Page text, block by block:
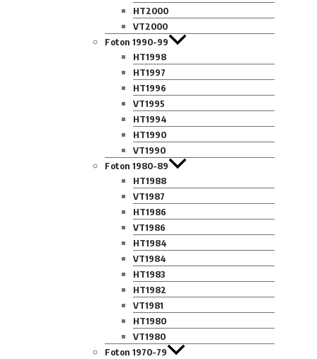
HT2000
VT2000
Foton 1990-99
HT1998
HT1997
HT1996
VT1995
HT1994
HT1990
VT1990
Foton 1980-89
HT1988
VT1987
HT1986
VT1986
HT1984
VT1984
HT1983
HT1982
VT1981
HT1980
VT1980
Foton 1970-79